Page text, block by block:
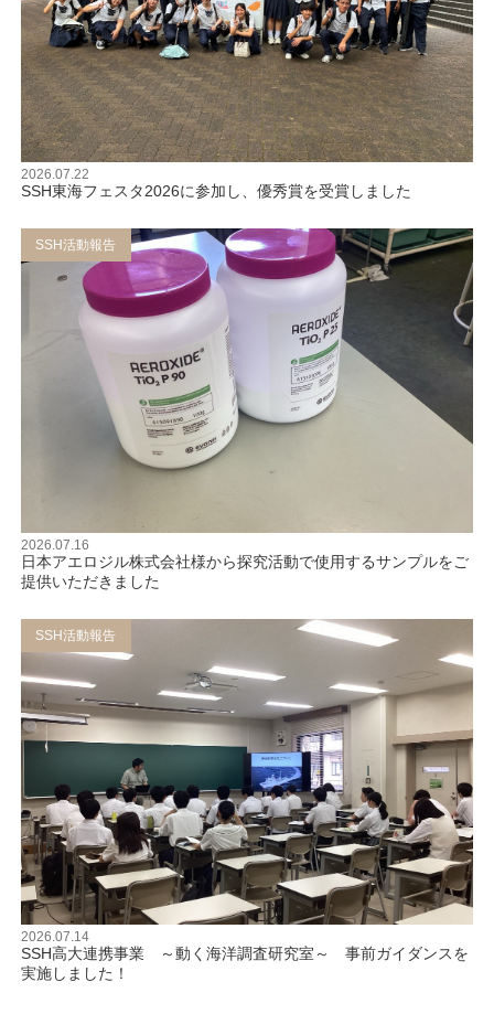
2026.07.22
SSH東海フェスタ2026に参加し、優秀賞を受賞しました
SSH活動報告
2026.07.16
日本アエロジル株式会社様から探究活動で使用するサンプルをご
提供いただきました
SSH活動報告
2026.07.14
SSH高大連携事業 ～動く海洋調査研究室～ 事前ガイダンスを
実施しました！